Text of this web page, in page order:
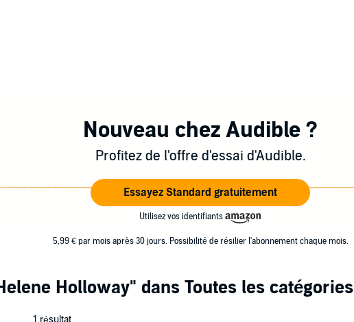
Nouveau chez Audible ?
Profitez de l'offre d'essai d'Audible.
Essayez Standard gratuitement
Utilisez vos identifiants
5,99 € par mois après 30 jours. Possibilité de résilier l'abonnement chaque mois.
Holloway" dans Toutes les catégories
1 résultat